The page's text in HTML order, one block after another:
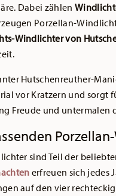
Dabei zählen
Porzellan-
Windlichter von
Hutschenreuther-
vor Kratzern und sorgt
Freude und untermalen
sind Teil der
erfreuen sich jedes
auf den vier